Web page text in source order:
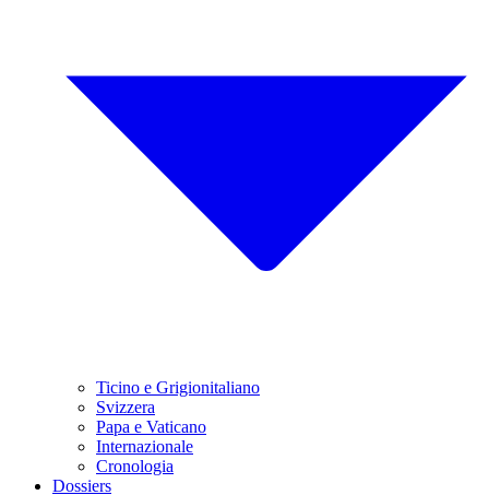
Ticino e Grigionitaliano
Svizzera
Papa e Vaticano
Internazionale
Cronologia
Dossiers